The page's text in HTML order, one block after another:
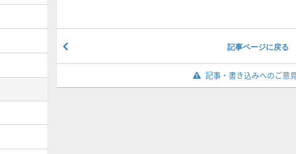
記事ページに戻る
記事・書き込みへのご意